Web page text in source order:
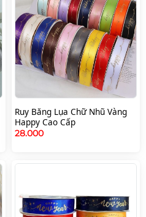
Ruy Băng Lụa Chữ Nhũ Vàng
Happy Cao Cấp
28.000